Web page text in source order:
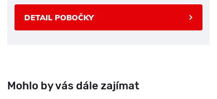
DETAIL POBOČKY
Mohlo by vás dále zajímat